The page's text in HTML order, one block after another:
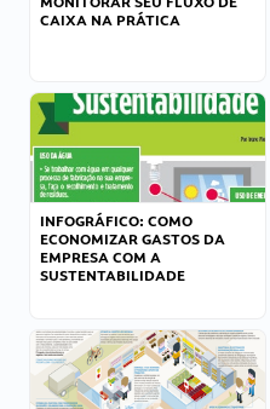
CAIXA NA PRÁTICA
INFOGRÁFICO: COMO
ECONOMIZAR GASTOS DA
EMPRESA COM A
SUSTENTABILIDADE